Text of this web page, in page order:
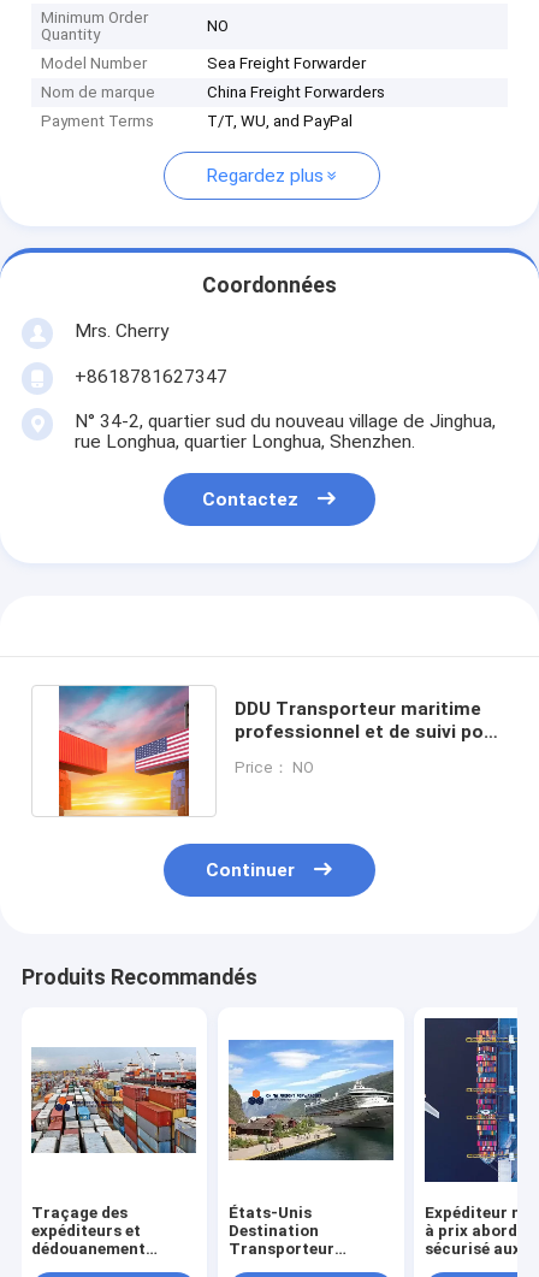
Minimum Order
Quantity
NO
Model Number
Sea Freight Forwarder
Nom de marque
China Freight Forwarders
Payment Terms
T/T, WU, and PayPal
Regardez plus
Coordonnées
Mrs. Cherry
+8618781627347
N° 34-2, quartier sud du nouveau village de Jinghua,
rue Longhua, quartier Longhua, Shenzhen.
Contactez
DDU Transporteur maritime
professionnel et de suivi pour
Price： NO
Continuer
Produits Recommandés
Traçage des
expéditeurs et
dédouanement
États-Unis
Destination
Transporteur
Expéditeur
à prix
sécurisé aux